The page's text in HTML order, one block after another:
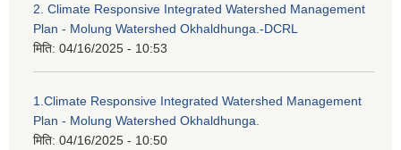
2. Climate Responsive Integrated Watershed Management
Plan - Molung Watershed Okhaldhunga.-DCRL
मिति: 04/16/2025 - 10:53
1.Climate Responsive Integrated Watershed Management
Plan - Molung Watershed Okhaldhunga.
मिति: 04/16/2025 - 10:50